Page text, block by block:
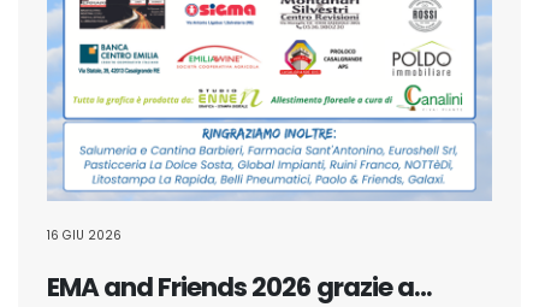
16 GIU 2026
EMA and Friends 2026 grazie a…